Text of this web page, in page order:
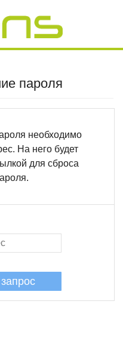
пароля
необходимо
На него будет
для сброса